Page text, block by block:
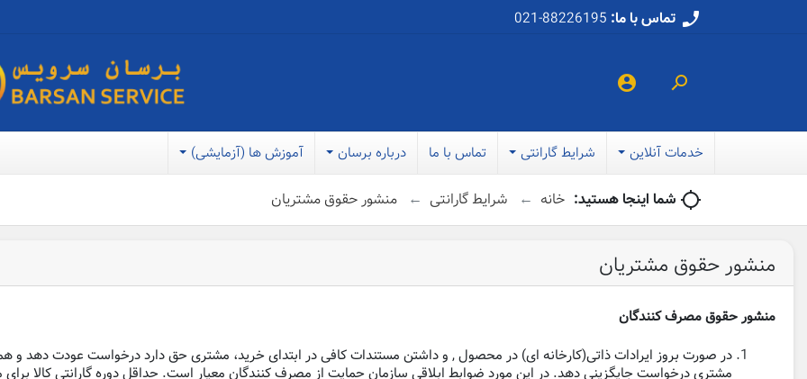
call تماس با ما: 021-88226195

account_circle
خدمات آنلاین شرایط گارانتی تماس با ما درباره برسان آموزش ها (آزمایشی)
location_searching شما اینجا هستید: خانه شرایط گارانتی منشور حقوق مشتریان
منشور حقوق مشتریان
منشور حقوق مصرف کنندگان
در صورت بروز ایرادات ذاتی(کارخانه ای) در محصول , و داشتن مستندات کافی در ابتدای خرید، مشتری حق دارد درخواست عودت دهد و